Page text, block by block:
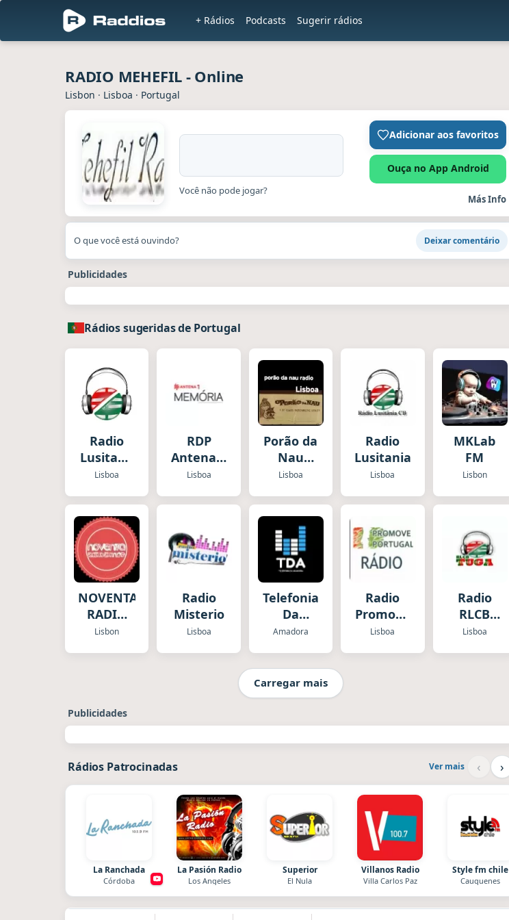
+ Rádios Podcasts Sugerir rádios
RADIO MEHEFIL - Online
Lisbon · Lisboa · Portugal
Você não pode jogar?
Adicionar aos favoritos
Ouça no App Android
Más Info
O que você está ouvindo? Deixar comentário
Publicidades
Rádios sugeridas de Portugal
Radio
Lusitana
CB
Lisboa
RDP
Antena 1
Memoria
Lisboa
Porão da
Nau
Radio
Lisboa
Radio
Lusitania
Lisboa
MKLab
FM
Lisbon
NOVENTA
RADIO
DANCE
Lisbon
Radio
Misterio
Lisboa
Telefonia
Da
Amadora
Amadora
Radio
Promove
Portugal
Lisboa
Radio
RLCB
Tuga
Lisboa
Carregar mais
Publicidades
Rádios Patrocinadas Ver mais ‹ ›
La Ranchada
Córdoba
La Pasión Radio
Los Angeles
Superior
El Nula
Villanos Radio
Villa Carlos Paz
Style fm chile
Cauquenes